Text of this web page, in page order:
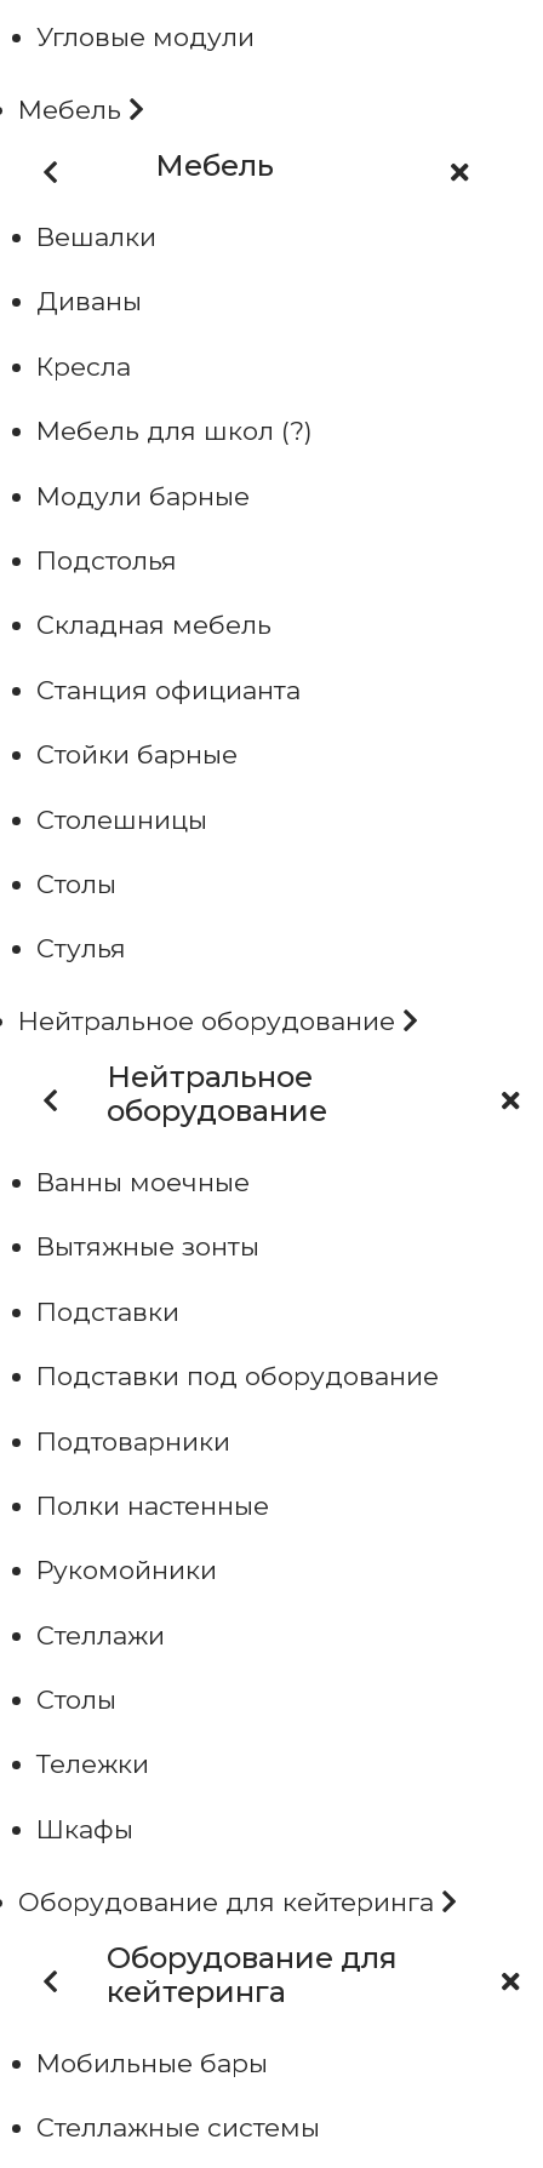
Угловые модули
Мебель
Мебель
Вешалки
Диваны
Кресла
Мебель для школ (?)
Модули барные
Подстолья
Складная мебель
Станция официанта
Стойки барные
Столешницы
Столы
Стулья
Нейтральное оборудование
Нейтральное
оборудование
Ванны моечные
Вытяжные зонты
Подставки
Подставки под оборудование
Подтоварники
Полки настенные
Рукомойники
Стеллажи
Столы
Тележки
Шкафы
Оборудование для кейтеринга
Оборудование для
кейтеринга
Мобильные бары
Стеллажные системы